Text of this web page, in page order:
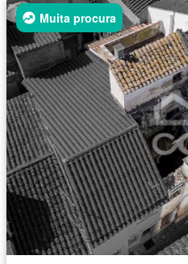
Muita procura